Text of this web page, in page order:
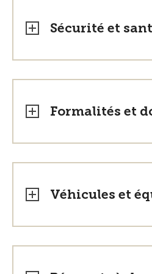
Sécurité et
Formalités et
Véhicules et